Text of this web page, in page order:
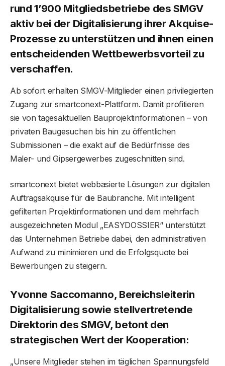
rund 1’900 Mitgliedsbetriebe des SMGV
aktiv bei der Digitalisierung ihrer Akquise-
Prozesse zu unterstützen und ihnen einen
entscheidenden Wettbewerbsvorteil zu
verschaffen.
Ab sofort erhalten SMGV-Mitglieder einen privilegierten
Zugang zur smartconext-Plattform. Damit profitieren
sie von tagesaktuellen Bauprojektinformationen – von
privaten Baugesuchen bis hin zu öffentlichen
Submissionen – die exakt auf die Bedürfnisse des
Maler- und Gipsergewerbes zugeschnitten sind.
smartconext bietet webbasierte Lösungen zur digitalen
Auftragsakquise für die Baubranche. Mit intelligent
gefilterten Projektinformationen und dem mehrfach
ausgezeichneten Modul „EASYDOSSIER“ unterstützt
das Unternehmen Betriebe dabei, den administrativen
Aufwand zu minimieren und die Erfolgsquote bei
Bewerbungen zu steigern.
Yvonne Saccomanno, Bereichsleiterin
Digitalisierung sowie stellvertretende
Direktorin des SMGV, betont den
strategischen Wert der Kooperation:
„Unsere Mitglieder stehen im täglichen Spannungsfeld